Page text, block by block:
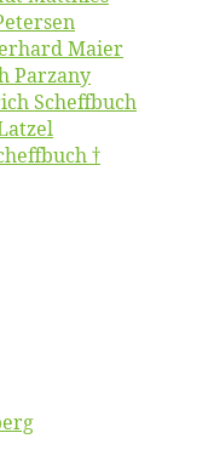
Maier
Parzany
Scheffbuch
†